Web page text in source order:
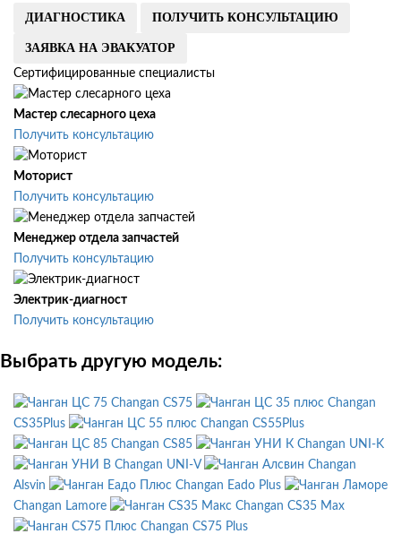
ДИАГНОСТИКА ПОЛУЧИТЬ КОНСУЛЬТАЦИЮ
ЗАЯВКА НА ЭВАКУАТОР
Сертифицированные специалисты
Мастер слесарного цеха
Получить консультацию
Моторист
Получить консультацию
Менеджер отдела запчастей
Получить консультацию
Электрик-диагност
Получить консультацию
Выбрать другую модель:
Changan CS75
Changan
CS35Plus
Changan CS55Plus
Changan CS85
Changan UNI-K
Changan UNI-V
Changan
Alsvin
Changan Eado Plus
Changan Lamore
Changan CS35 Max
Changan CS75 Plus